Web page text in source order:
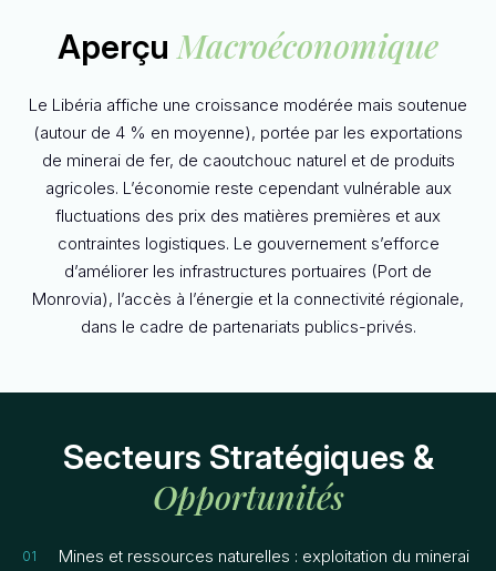
Aperçu Macroéconomique
Le Libéria affiche une croissance modérée mais soutenue
(autour de 4 % en moyenne), portée par les exportations
de minerai de fer, de caoutchouc naturel et de produits
agricoles. L’économie reste cependant vulnérable aux
fluctuations des prix des matières premières et aux
contraintes logistiques. Le gouvernement s’efforce
d’améliorer les infrastructures portuaires (Port de
Monrovia), l’accès à l’énergie et la connectivité régionale,
dans le cadre de partenariats publics-privés.
Secteurs Stratégiques &
Opportunités
Mines et ressources naturelles : exploitation du minerai